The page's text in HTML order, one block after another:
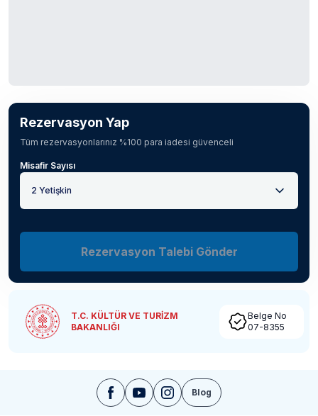
Rezervasyon Yap
Tüm rezervasyonlarınız %100 para iadesi güvenceli
Misafir Sayısı
2 Yetişkin
Rezervasyon Talebi Gönder
T.C. KÜLTÜR VE TURİZM
BAKANLIĞI
Belge No
07-8355
Blog